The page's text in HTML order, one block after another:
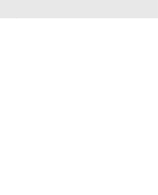
ֿGraag het formulier invullen: